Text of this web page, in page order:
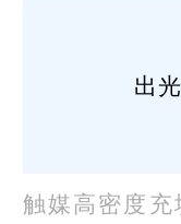
出
触媒高密度充